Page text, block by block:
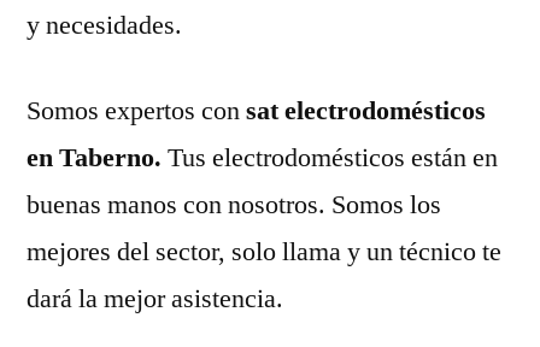
y necesidades.
Somos expertos consat electrodomésticos
en Taberno. Tus electrodomésticos están en
buenas manos con nosotros. Somos los
mejores del sector, solo llama y un técnico te
dará la mejor asistencia.